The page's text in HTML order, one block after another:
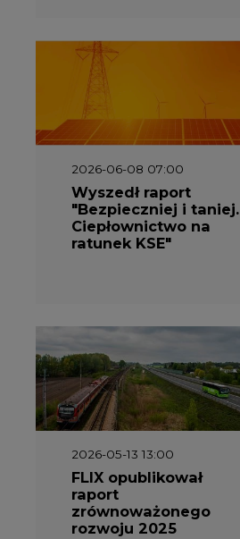
2026-06-08 07:00
Wyszedł raport
"Bezpieczniej i taniej.
Ciepłownictwo na
ratunek KSE"
2026-05-13 13:00
FLIX opublikował
raport
zrównoważonego
rozwoju 2025